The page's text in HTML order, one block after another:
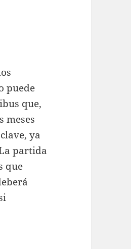
puede
que,
meses
ya
partida
que